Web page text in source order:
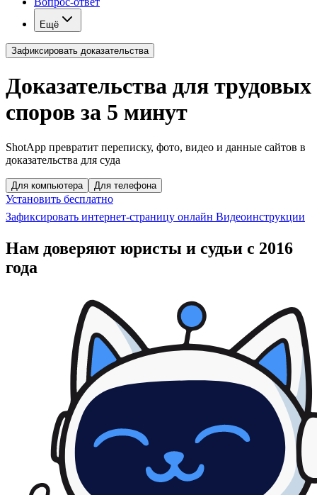
Ещё
Зафиксировать доказательства
Доказательства для трудовых
споров за 5 минут
ShotApp превратит переписку, фото, видео и данные сайтов в
доказательства для суда
Для компьютера Для телефона
Установить бесплатно
Зафиксировать интернет-страницу онлайн Видеоинструкции
Нам доверяют юристы и судьи с 2016
года